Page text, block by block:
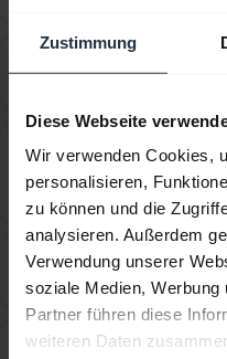
Zustimmung
Diese Webseite
Wir verwenden Cookies,
personalisieren,
zu können und die
analysieren. Außerdem
Verwendung unserer
soziale Medien, Werbung
Partner führen diese
weiteren Daten
How do I pair my Jabra
How do I update the
language on my Jabra
Upgrade Wizard?
How many Bluetooth
Jabra device?
What can I do if the